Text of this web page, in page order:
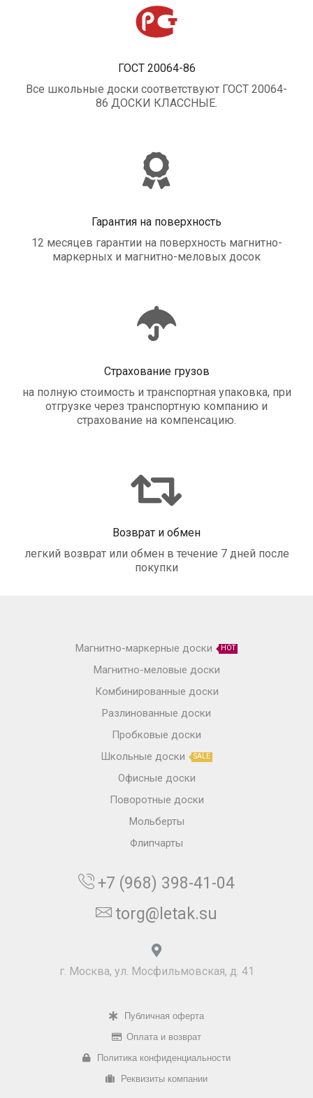
ГОСТ 20064-86
Все школьные доски соответствуют ГОСТ 20064-
86 ДОСКИ КЛАССНЫЕ.
Гарантия на поверхность
12 месяцев гарантии на поверхность магнитно-
маркерных и магнитно-меловых досок
Страхование грузов
на полную стоимость и транспортная упаковка, при
отгрузке через транспортную компанию и
страхование на компенсацию.
Возврат и обмен
легкий возврат или обмен в течение 7 дней после
покупки
Магнитно-маркерные доски HOT
Магнитно-меловые доски
Комбинированные доски
Разлинованные доски
Пробковые доски
Школьные доски
SALE
Офисные доски
Поворотные доски
Мольберты
Флипчарты
+7 (968) 398-41-04
torg@letak.su
г. Москва, ул. Мосфильмовская, д. 41
Публичная оферта
Оплата и возврат
Политика конфиденциальности
Реквизиты компании